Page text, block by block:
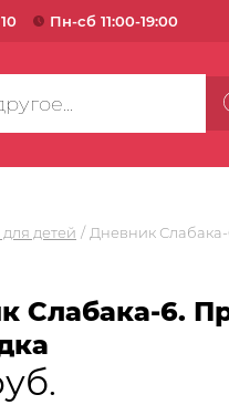
Пн-сб 11:00-19:00
детей Дневник
Слабака-6.